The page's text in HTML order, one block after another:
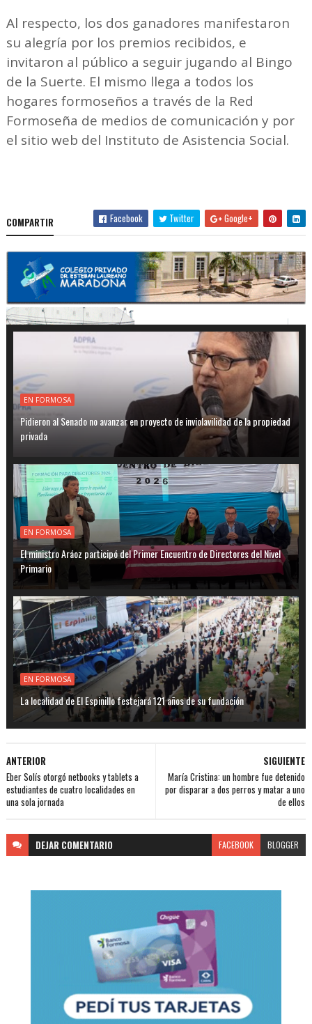
Al respecto, los dos ganadores manifestaron
su alegría por los premios recibidos, e
invitaron al público a seguir jugando al Bingo
de la Suerte. El mismo llega a todos los
hogares formoseños a través de la Red
Formoseña de medios de comunicación y por
el sitio web del Instituto de Asistencia Social.
COMPARTIR Facebook Twitter Google+
EN FORMOSA
Pidieron al Senado no avanzar en proyecto de inviolavilidad de la propiedad
privada
EN FORMOSA
El ministro Aráoz participó del Primer Encuentro de Directores del Nivel
Primario
EN FORMOSA
La localidad de El Espinillo festejará 121 años de su fundación
SIGUIENTE
María Cristina: un hombre fue detenido
por disparar a dos perros y matar a uno
de ellos
ANTERIOR
Eber Solís otorgó netbooks y tablets a
estudiantes de cuatro localidades en
una sola jornada
DEJAR COMENTARIO FACEBOOK BLOGGER